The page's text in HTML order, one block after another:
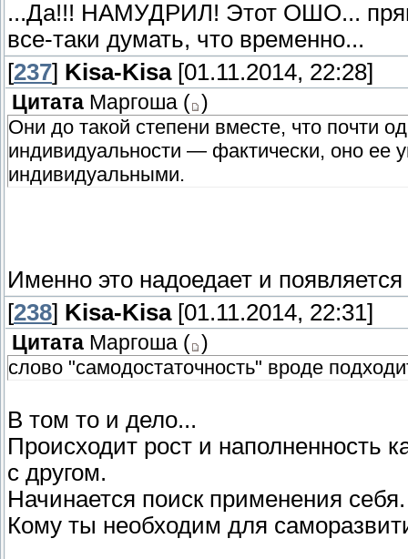
...Да!!! НАМУДРИЛ! Этот ОШО...
все-таки думать, что временно...
[237] Kisa-Kisa[01.11.2014, 22:28]
Цитата Маргоша ( )
Они до такой степени вместе, что почти
индивидуальности — фактически, оно ее
индивидуальными.
Именно это надоедает и
[238] Kisa-Kisa[01.11.2014, 22:31]
Цитата Маргоша ( )
слово "самодостаточность" вроде
В том то и дело...
Происходит рост и наполненность
с другом.
Начинается поиск применения себя.
Кому ты необходим для